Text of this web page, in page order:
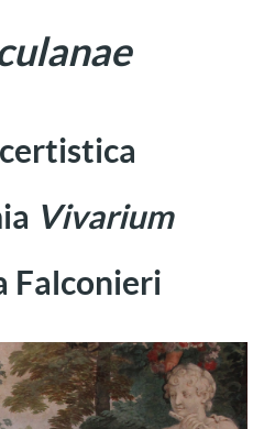
Vivarium
Falconieri